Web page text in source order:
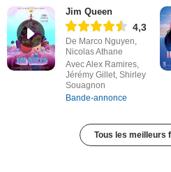
Jim Queen
4,3
De Marco Nguyen,
Nicolas Athane
Avec Alex Ramires,
Jérémy Gillet, Shirley
Souagnon
Bande-annonce
Tous les meilleurs